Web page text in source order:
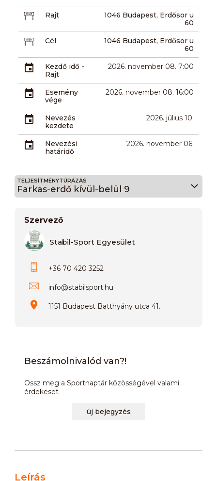
Rajt
1046 Budapest, Erdősor u
60
Cél
1046 Budapest, Erdősor u
60
Kezdő idő -
Rajt
2026. november 08. 7:00
Esemény
vége
2026. november 08. 16:00
Nevezés
kezdete
2026. július 10.
Nevezési
határidő
2026. november 06.
TELJESÍTMÉNYTÚRÁZÁS
Farkas-erdő kívül-belül 9
Szervező
Stabil-Sport Egyesület
+36 70 420 3252
info@stabilsport.hu
1151 Budapest Batthyány utca 41.
Beszámolnivalód van?!
Ossz meg a Sportnaptár közösségével valami
érdekeset
új bejegyzés
Leírás